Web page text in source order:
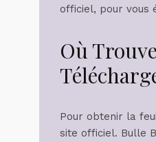
officiel, pour vous
Où
Pour obtenir la
site officiel. Bulle